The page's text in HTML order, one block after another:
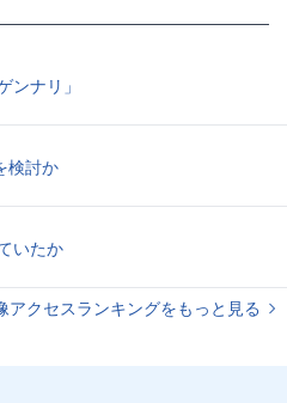
ンナリ」
検討か
いたか
アクセスランキングをもっと見る